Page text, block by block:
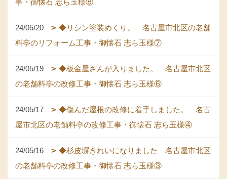
事・御懐石 志ら玉様⑧
24/05/20
◆リシン塗装めくり。 名古屋市北区の老舗
料亭のリフォーム工事・御懐石 志ら玉様⑦
24/05/19
◆板金屋さんが入りました。 名古屋市北区
の老舗料亭の改修工事・御懐石 志ら玉様⑥
24/05/17
◆傷んだ屋根の改修に着手しました。 名古
屋市北区の老舗料亭の改修工事・御懐石 志ら玉様④
24/05/16
◆杉皮塀きれいになりました 名古屋市北区
の老舗料亭の改修工事・御懐石 志ら玉様③